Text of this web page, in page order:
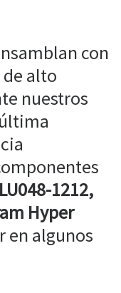
con
alto
nuestros
1212,
Hyper
en algunos